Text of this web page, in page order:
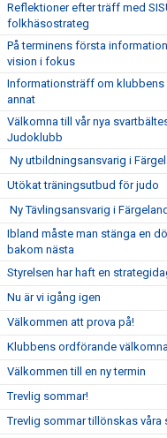
Reflektioner efter träff med
folkhäsostrateg
På terminens första
vision i fokus
Informationsträff om klubbens
annat
Välkomna till vår nya
Judoklubb
Ny utbildningsansvarig i
Utökat träningsutbud för judo
Ny Tävlingsansvarig i
Ibland måste man stänga en
bakom nästa
Styrelsen har haft en
Nu är vi igång igen
Välkommen att prova på!
Klubbens ordförande
Välkommen till en ny termin
Trevlig sommar!
Trevlig sommar tillönskas våra